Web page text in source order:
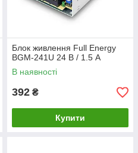
Блок живлення Full Energy
BGM-241U 24 В / 1.5 А
В наявності
392 ₴
Купити